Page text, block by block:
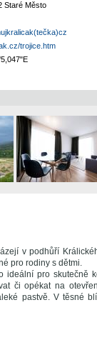
Staré Město
trojice.htm
v podhůří
pro rodiny s dětmi.
ideální pro skutečně
či opékat na
pastvě. V těsné